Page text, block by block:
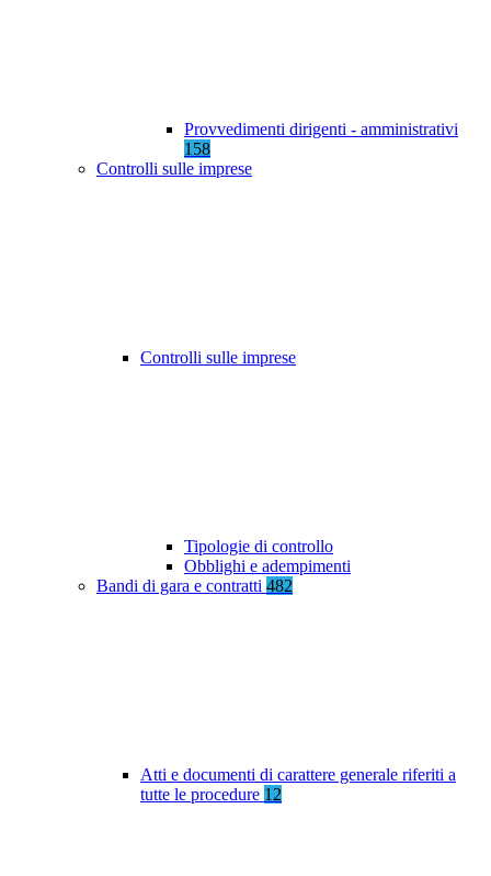
Provvedimenti dirigenti - amministrativi
158
Controlli sulle imprese
Controlli sulle imprese
Tipologie di controllo
Obblighi e adempimenti
Bandi di gara e contratti 482
Atti e documenti di carattere generale riferiti a
tutte le procedure 12